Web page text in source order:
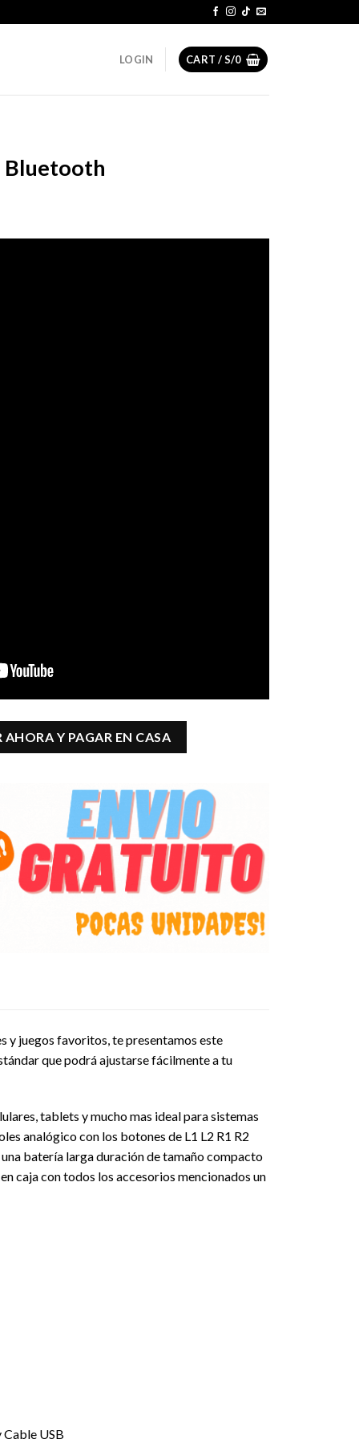
LOGIN CART /S/0
Bluetooth
AHORA Y PAGAR EN CASA
y juegos favoritos, te presentamos este
que podrá ajustarse fácilmente a tu
tablets y mucho mas ideal para sistemas
analógico con los botones de L1 L2 R1 R2
batería larga duración de tamaño compacto
caja con todos los accesorios mencionados un
Cable USB